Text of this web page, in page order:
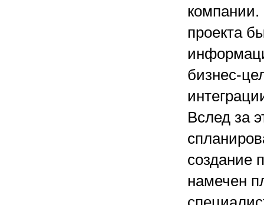
проекта
бизнес-
Вслед за
создание
намечен